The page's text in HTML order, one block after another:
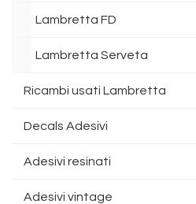
Lambretta FD
Lambretta Serveta
Ricambi usati Lambretta
Decals Adesivi
Adesivi resinati
Adesivi vintage